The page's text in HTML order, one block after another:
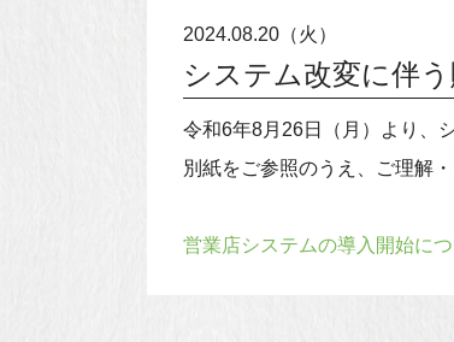
2024.08.20（火）
システム改変に伴
令和6年8月26日（月）より、
別紙をご参照のうえ、ご理解
営業店システムの導入開始に